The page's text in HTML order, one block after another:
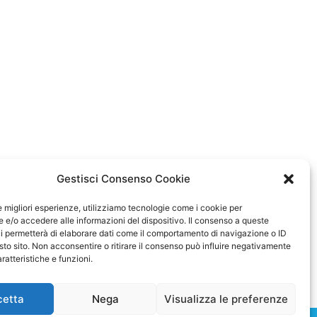
Gestisci Consenso Cookie
migliori esperienze, utilizziamo tecnologie come i cookie per
e/o accedere alle informazioni del dispositivo. Il consenso a queste
permetterà di elaborare dati come il comportamento di navigazione o ID
sito. Non acconsentire o ritirare il consenso può influire negativamente
e funzioni.
Nega Visualizza le preferenze